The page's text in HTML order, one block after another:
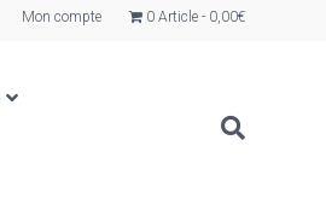
Mon compte 0 Article 0,00€